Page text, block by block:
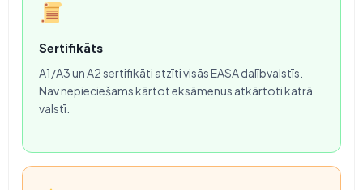
Sertifikāts
A1/A3 un A2 sertifikāti atzīti visās EASA dalībvalstīs.
Nav nepieciešams kārtot eksāmenus atkārtoti katrā
valstī.